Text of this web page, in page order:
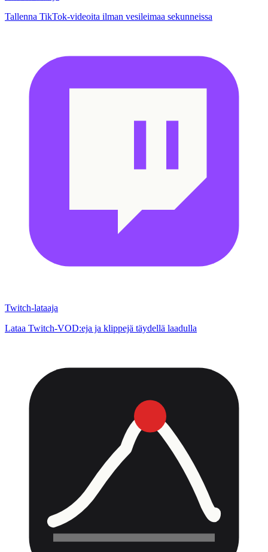
Tallenna TikTok-videoita ilman vesileimaa sekunneissa
Twitch-lataaja
Lataa Twitch-VOD:eja ja klippejä täydellä laadulla